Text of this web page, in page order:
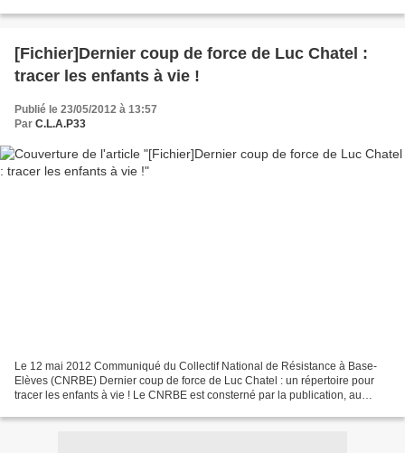
[Fichier]Dernier coup de force de Luc Chatel :
tracer les enfants à vie !
Publié le 23/05/2012 à 13:57
Par C.L.A.P33
Le 12 mai 2012 Communiqué du Collectif National de Résistance à Base-
Elèves (CNRBE) Dernier coup de force de Luc Chatel : un répertoire pour
tracer les enfants à vie ! Le CNRBE est consterné par la publication, au